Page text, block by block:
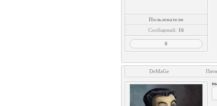
Пользователи
Сообщений: 16
0
DeMaGe